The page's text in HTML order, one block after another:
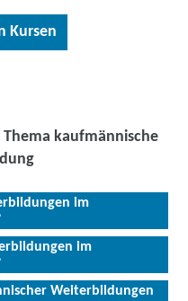
Kursen
kaufmännische
im
Zu ihren
gehören interne
Lohn- und
im
Weiterbildungen